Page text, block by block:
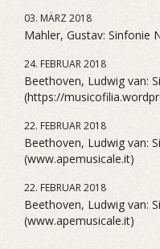
03. MÄRZ 2018
Mahler, Gustav: Sinfonie
24. FEBRUAR 2018
Beethoven, Ludwig van:
(https://
22. FEBRUAR 2018
Beethoven, Ludwig van:
(www.apemusicale.it)
22. FEBRUAR 2018
Beethoven, Ludwig van:
(www.apemusicale.it)